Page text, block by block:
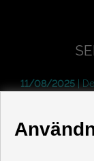
11/08/2025 |
11/08/2025
|